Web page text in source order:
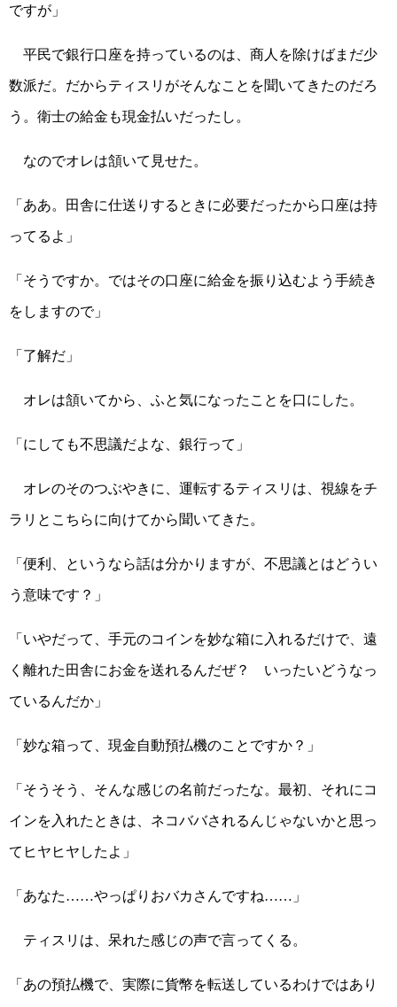
ですが」
平民で銀行口座を持っているのは、商人を除けばまだ少
数派だ。だからティスリがそんなことを聞いてきたのだろ
う。衛士の給金も現金払いだったし。
なのでオレは頷いて見せた。
「ああ。田舎に仕送りするときに必要だったから口座は持
ってるよ」
「そうですか。ではその口座に給金を振り込むよう手続き
をしますので」
「了解だ」
オレは頷いてから、ふと気になったことを口にした。
「にしても不思議だよな、銀行って」
オレのそのつぶやきに、運転するティスリは、視線をチ
ラリとこちらに向けてから聞いてきた。
「便利、というなら話は分かりますが、不思議とはどうい
う意味です？」
「いやだって、手元のコインを妙な箱に入れるだけで、遠
く離れた田舎にお金を送れるんだぜ？ いったいどうなっ
ているんだか」
「妙な箱って、現金自動預払機のことですか？」
「そうそう、そんな感じの名前だったな。最初、それにコ
インを入れたときは、ネコババされるんじゃないかと思っ
てヒヤヒヤしたよ」
「あなた……やっぱりおバカさんですね……」
ティスリは、呆れた感じの声で言ってくる。
「あの預払機で、実際に貨幣を転送しているわけではあり